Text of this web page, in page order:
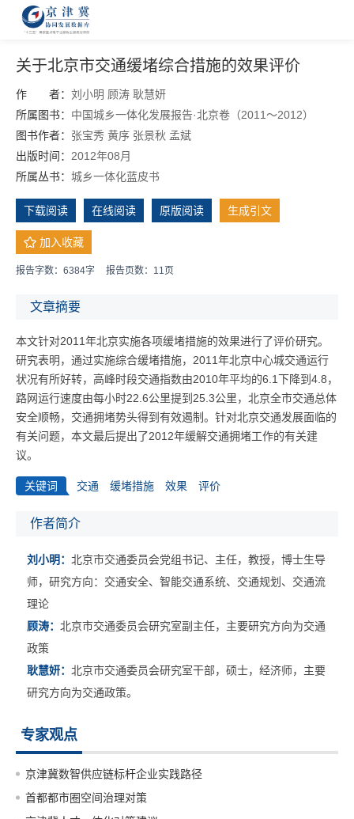
关于北京市交通缓堵综合措施的效果评价
作 者： 刘小明 顾涛 耿慧妍
所属图书： 中国城乡一体化发展报告·北京卷（2011～2012）
图书作者： 张宝秀 黄序 张景秋 孟斌
出版时间： 2012年08月
所属丛书： 城乡一体化蓝皮书
下载阅读 在线阅读 原版阅读 生成引文
加入收藏
报告字数：6384字 报告页数：11页
文章摘要
本文针对2011年北京实施各项缓堵措施的效果进行了评价研究。
研究表明，通过实施综合缓堵措施，2011年北京中心城交通运行
状况有所好转，高峰时段交通指数由2010年平均的6.1下降到4.8，
路网运行速度由每小时22.6公里提到25.3公里，北京全市交通总体
安全顺畅，交通拥堵势头得到有效遏制。针对北京交通发展面临的
有关问题，本文最后提出了2012年缓解交通拥堵工作的有关建
议。
关键词 交通 缓堵措施 效果 评价
作者简介
刘小明： 北京市交通委员会党组书记、主任，教授，博士生导
师，研究方向：交通安全、智能交通系统、交通规划、交通流
理论
顾涛： 北京市交通委员会研究室副主任，主要研究方向为交通
政策
耿慧妍： 北京市交通委员会研究室干部，硕士，经济师，主要
研究方向为交通政策。
专家观点
京津冀数智供应链标杆企业实践路径
首都都市圈空间治理对策